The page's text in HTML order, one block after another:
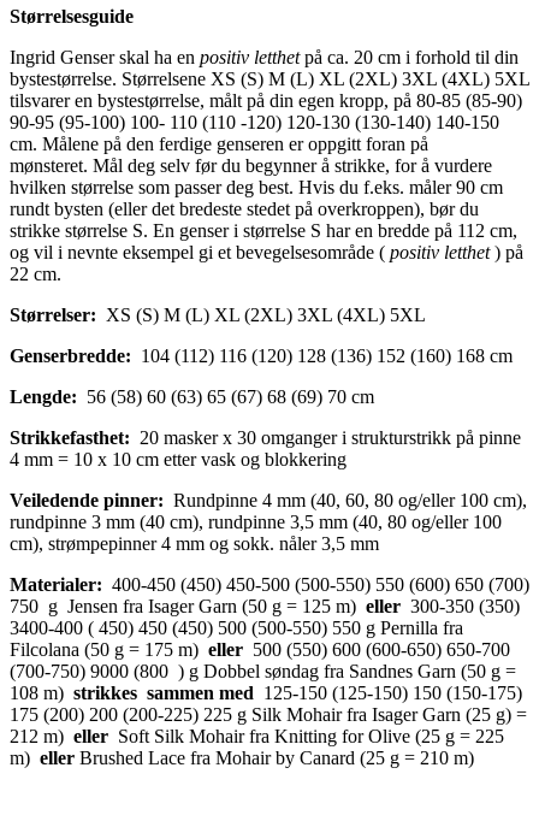
Størrelsesguide
Ingrid Genser skal ha en positiv letthetpå ca. 20 cm i forhold til din
bystestørrelse. Størrelsene XS (S) M (L) XL (2XL) 3XL (4XL) 5XL
tilsvarer en bystestørrelse, målt på din egen kropp, på 80-85 (85-90)
90-95 (95-100) 100- 110 (110 -120) 120-130 (130-140) 140-150
cm. Målene på den ferdige genseren er oppgitt foran på
mønsteret. Mål deg selv før du begynner å strikke, for å vurdere
hvilken størrelse som passer deg best. Hvis du f.eks. måler 90 cm
rundt bysten (eller det bredeste stedet på overkroppen), bør du
strikke størrelse S. En genser i størrelse S har en bredde på 112 cm,
og vil i nevnte eksempel gi et bevegelsesområde ( positiv letthet) på
22 cm.
Størrelser: XS (S) M (L) XL (2XL) 3XL (4XL) 5XL
Genserbredde: 104 (112) 116 (120) 128 (136) 152 (160) 168 cm
Lengde: 56 (58) 60 (63) 65 (67) 68 (69) 70 cm
Strikkefasthet: 20 masker x 30 omganger i strukturstrikk på pinne
4 mm = 10 x 10 cm etter vask og blokkering
Veiledende pinner: Rundpinne 4 mm (40, 60, 80 og/eller 100 cm),
rundpinne 3 mm (40 cm), rundpinne 3,5 mm (40, 80 og/eller 100
cm), strømpepinner 4 mm og sokk. nåler 3,5 mm
Materialer: 400-450 (450) 450-500 (500-550) 550 (600) 650 (700)
750 g Jensen fra Isager Garn (50 g = 125 m) eller 300-350 (350)
3400-400 ( 450) 450 (450) 500 (500-550) 550 g Pernilla fra
Filcolana (50 g = 175 m) eller 500 (550) 600 (600-650) 650-700
(700-750) 9000 (800 ) g Dobbel søndag fra Sandnes Garn (50 g =
108 m) strikkes sammen med 125-150 (125-150) 150 (150-175)
175 (200) 200 (200-225) 225 g Silk Mohair fra Isager Garn (25 g) =
212 m) eller Soft Silk Mohair fra Knitting for Olive (25 g = 225
m) eller Brushed Lace fra Mohair by Canard (25 g = 210 m)